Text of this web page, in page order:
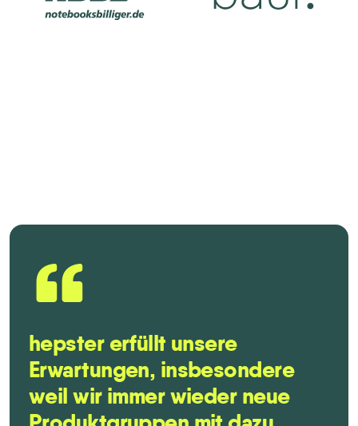
“
hepster erfüllt unsere
Erwartungen, insbesondere
weil wir immer wieder neue